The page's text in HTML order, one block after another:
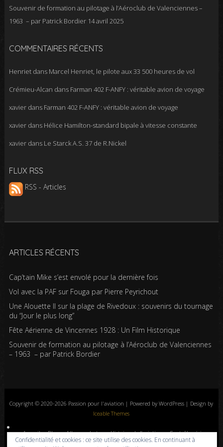
Souvenir de formation au pilotage à l’Aéroclub de Valenciennes –
1963 – par Patrick Bordier 14 avril 2025
COMMENTAIRES RÉCENTS
Henrietdans Marcel Henriet, le pilote aux 33 500 heures de vol
Crémieu-Alcan dans Farman 402 F-ANFY : véritable avion de voyage
xavierdans Farman 402 F-ANFY : véritable avion de voyage
xavierdans Hélice Hamilton-standard bipale à vitesse constante
xavierdans Le Starck A.S. 37 de R.Nickel
FLUX RSS
RSS - Articles
ARTICLES RÉCENTS
Cap’tain Mike s’est envolé pour la dernière fois
Vol avec la PAF sur Fouga par Pierre Peyrichout
Une Alouette II sur la plage de Rivedoux : souvenirs du tournage
du “Jour le plus long”
Fête Aérienne de Vincennes 1928 : Un Film Historique
Souvenir de formation au pilotage à l’Aéroclub de Valenciennes
– 1963 – par Patrick Bordier
Copyright © 2020-2026 Passion pour l'aviation | Powered by WordPress | Design by
Iceable Themes
Accueil Blog Albums photos Histoires de l’aviation
Contrôle aérien
Livres
Liens A propos Contact Politique de confidentialité
Confidentialité et cookies : ce site utilise des cookies. En continuant à